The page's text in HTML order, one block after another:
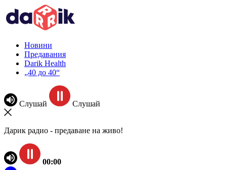
Новини
Предавания
Darik Health
„40 до 40“
Слушай Слушай
Дарик радио - предаване на живо!
00:00